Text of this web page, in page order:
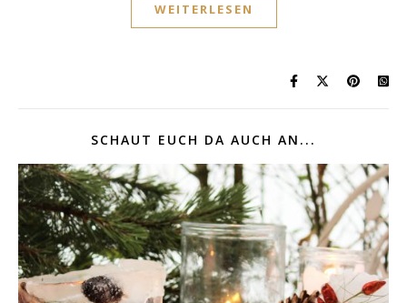
WEITERLESEN
SCHAUT EUCH DA AUCH AN...